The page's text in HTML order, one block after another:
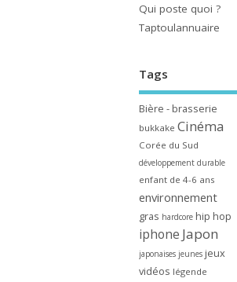
Qui poste quoi ?
Taptoulannuaire
Tags
Bière - brasserie
bukkake Cinéma
Corée du Sud
développement durable
enfant de 4-6 ans
environnement
gras hardcore hip hop
iphone Japon
japonaises jeunes jeux
vidéos légende